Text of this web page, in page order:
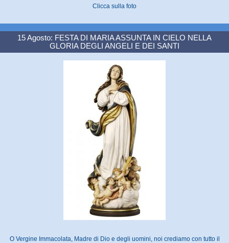
Clicca sulla foto
15 Agosto: FESTA DI MARIA ASSUNTA IN CIELO NELLA
GLORIA DEGLI ANGELI E DEI SANTI
O Vergine Immacolata, Madre di Dio e degli uomini, noi crediamo con tutto il